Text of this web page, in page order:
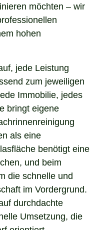
möchten – wir
hohen
jede Leistung
zum jeweiligen
Immobilie, jedes
bringt eigene
als eine
benötigt eine
und beim
die schnelle und
im Vordergrund.
durchdachte
Umsetzung, die